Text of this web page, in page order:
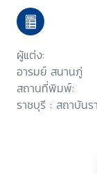
ผู้แต่ง:
อารมย์ สนานภู่
สถานที่พิมพ์:
ราชบุรี : สถาบัน